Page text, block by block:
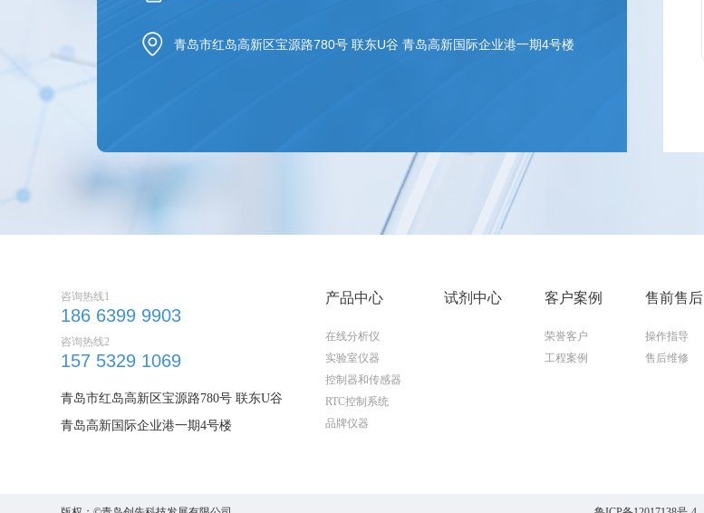
青岛市红岛高新区宝源路780号 联东U谷 青岛高新国际企业港一期4号楼
咨询热线1
186 6399 9903
咨询热线2
157 5329 1069
青岛市红岛高新区宝源路780号 联东U谷
青岛高新国际企业港一期4号楼
产品中心
在线分析仪
实验室仪器
控制器和传感器
RTC控制系统
品牌仪器
试剂中心 客户案例
荣誉客户
工程案例
售前售后
操作指导
售后维修